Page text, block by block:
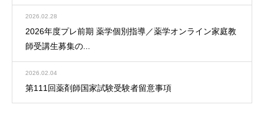
2026.02.28
2026年度プレ前期 薬学個別指導／薬学オンライン家庭教
師受講生募集の...
2026.02.04
第111回薬剤師国家試験受験者留意事項